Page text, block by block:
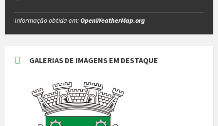
Informação obtida em:OpenWeatherMap.org
GALERIAS DE IMAGENS EM DESTAQUE